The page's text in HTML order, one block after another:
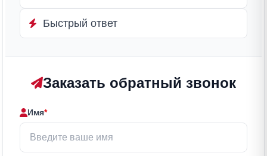
Быстрый ответ
Заказать обратный звонок
Имя*